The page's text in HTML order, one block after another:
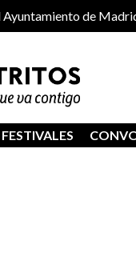
de
FESTIVALES